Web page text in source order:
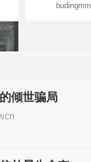
budingmm
倾世骗局